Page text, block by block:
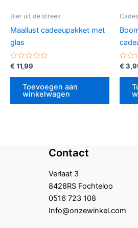
Bier uit de streek
Maallust cadeaupakket met
glas
Gewaardeerd
0
uit
€ 11,99
Toevoegen aan
winkelwagen
0
uit
€
Contact
Verlaat 3
8428RS Fochteloo
0516 723 108
Info@onzewinkel.com